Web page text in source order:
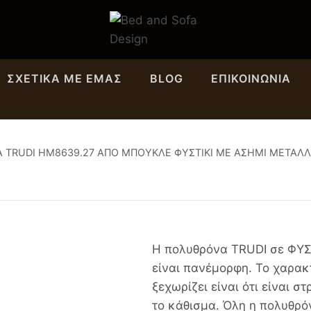
ΣΧΕΤΙΚΆ ΜΕ ΕΜΑΣ BLOG ΕΠΙΚΟΙΝΩΝΊΑ
HM8639.27 ΑΠΟ ΜΠΟΥΚΛΕ ΦΥΣΤΙΚΙ ΜΕ ΑΣΗΜΙ
Η πολυθρόνα TRUDI σε
είναι πανέμορφη. Το
ξεχωρίζει είναι ότι είναι
το κάθισμα. Όλη η